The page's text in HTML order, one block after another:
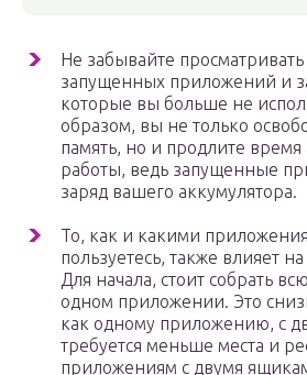
Не забывайте просматривать
запущенных приложений и
которые вы больше не
образом, вы не только
память, но и продлите
работы, ведь запущенные
заряд вашего аккумулятора.
То, как и какими
пользуетесь, также влияет
Для начала, стоит собрать
одном приложении. Это
как одному приложению, с
требуется меньше места и
приложениям с двумя